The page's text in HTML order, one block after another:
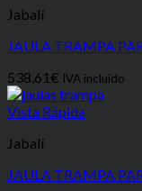
Jabalí
JAULA TRAMPA
538,61 € IVA incluido
Vista Rápida
Jabalí
JAULA TRAMPA